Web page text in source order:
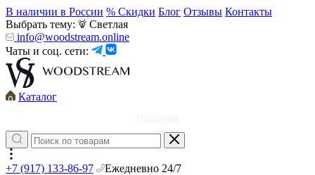
В наличии в России % Скидки Блог Отзывы Контакты
Выбрать тему:
Светлая
info@woodstream.online
Чаты и соц. сети:
Каталог
+7 (917) 133-86-97
Ежедневно 24/7